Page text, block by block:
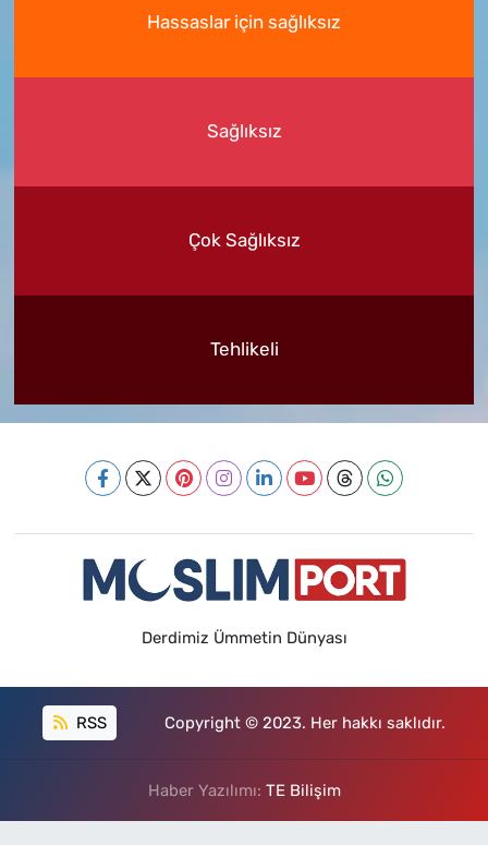
Hassaslar için sağlıksız
Sağlıksız
Çok Sağlıksız
Tehlikeli
Derdimiz Ümmetin Dünyası
RSS Copyright © 2023. Her hakkı saklıdır.
Haber Yazılımı: TE Bilişim